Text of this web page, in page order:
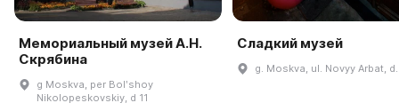
Мемориальный музей А.Н.
Скрябина
g Moskva, per Bolʹshoy
Nikolopeskovskiy, d 11
Сладкий музей
g. Moskva, ul. Novyy Arbat,